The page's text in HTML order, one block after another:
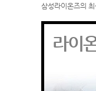
삼성라이온즈의
라이